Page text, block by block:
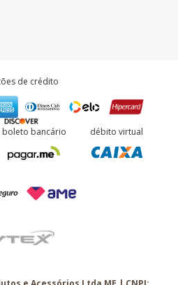
de crédito
boleto bancário débito virtual